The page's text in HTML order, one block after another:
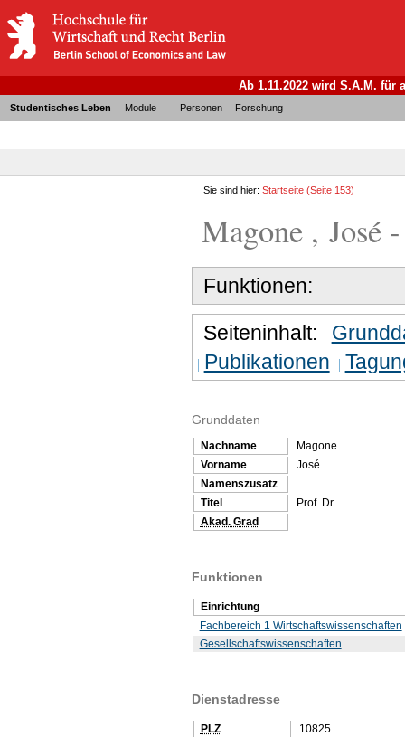
Ab 1.11.2022 wird S.A.M.
Studentisches Leben Module Personen Forschung
Sie sind hier:Startseite (Seite 153)
Magone , José
Funktionen:
Seiteninhalt:
Publikationen
Grunddaten
Nachname
Magone
Vorname
José
Namenszusatz
Titel
Prof. Dr.
Akad. Grad
Funktionen
Einrichtung
Fachbereich 1 Wirtschaftswissenschaften
Gesellschaftswissenschaften
Dienstadresse
PLZ
10825